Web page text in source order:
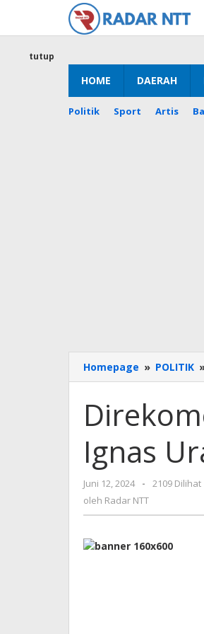
konten
HOME DAERAH
Politik Sport Artis
tutup
Homepage » POLITIK
Ignas
Juni 12, 2024
oleh
Radar
-
2109 Dilihat
oleh Radar NTT